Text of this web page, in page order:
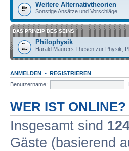
Weitere Alternativtheorien
Sonstige Ansätze und Vorschläge
DAS PRINZIP DES SEINS
Philophysik
Harald Maurers Thesen zur Physik,
ANMELDEN • REGISTRIEREN
Benutzername:
WER IST ONLINE?
Insgesamt sind
Gäste (basierend